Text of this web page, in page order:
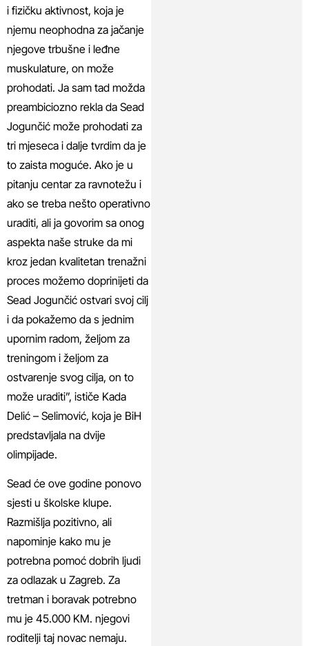
i fizičku aktivnost, koja je
njemu neophodna za jačanje
njegove trbušne i leđne
muskulature, on može
prohodati. Ja sam tad možda
preambiciozno rekla da Sead
Jogunčić može prohodati za
tri mjeseca i dalje tvrdim da je
to zaista moguće. Ako je u
pitanju centar za ravnotežu i
ako se treba nešto operativno
uraditi, ali ja govorim sa onog
aspekta naše struke da mi
kroz jedan kvalitetan trenažni
proces možemo doprinijeti da
Sead Jogunčić ostvari svoj cilj
i da pokažemo da s jednim
upornim radom, željom za
treningom i željom za
ostvarenje svog cilja, on to
može uraditi”, ističe Kada
Delić – Selimović, koja je BiH
predstavljala na dvije
olimpijade.
Sead će ove godine ponovo
sjesti u školske klupe.
Razmišlja pozitivno, ali
napominje kako mu je
potrebna pomoć dobrih ljudi
za odlazak u Zagreb. Za
tretman i boravak potrebno
mu je 45.000 KM. njegovi
roditelji taj novac nemaju.